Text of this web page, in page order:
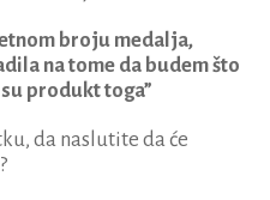
broju medalja,
na tome da budem što
produkt toga”
da naslutite da će